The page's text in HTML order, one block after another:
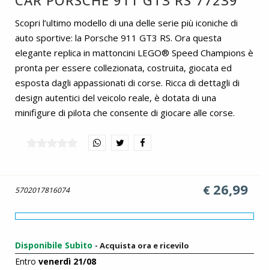
Scopri l’ultimo modello di una delle serie più iconiche di
auto sportive: la Porsche 911 GT3 RS. Ora questa
elegante replica in mattoncini LEGO® Speed Champions è
pronta per essere collezionata, costruita, giocata ed
esposta dagli appassionati di corse. Ricca di dettagli di
design autentici del veicolo reale, è dotata di una
minifigure di pilota che consente di giocare alle corse.
€ 26,99
5702017816074
Disponibile Subito - Acquista ora e ricevilo
Entro venerdì 21/08